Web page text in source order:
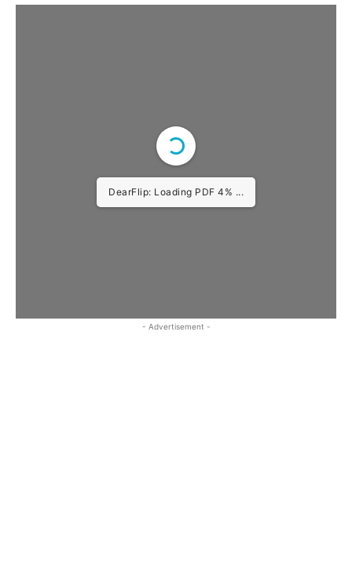
DearFlip: Loading PDF 4% ...
- Advertisement -